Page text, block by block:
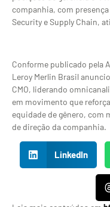
companhia, com
Security e Supply Chain,
Conforme publicado pela
Leroy Merlin Brasil
CMO, liderando
em movimento que
equidade de gênero, com
de direção da companhia.
LinkedIn